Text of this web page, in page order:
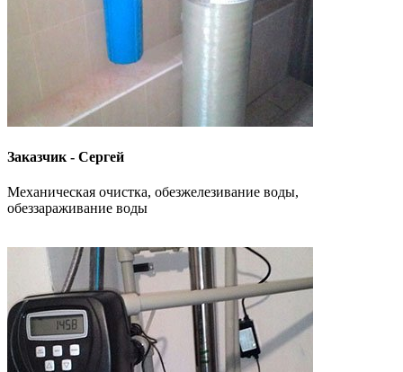
Заказчик - Сергей
Механическая очистка, обезжелезивание воды,
обеззараживание воды